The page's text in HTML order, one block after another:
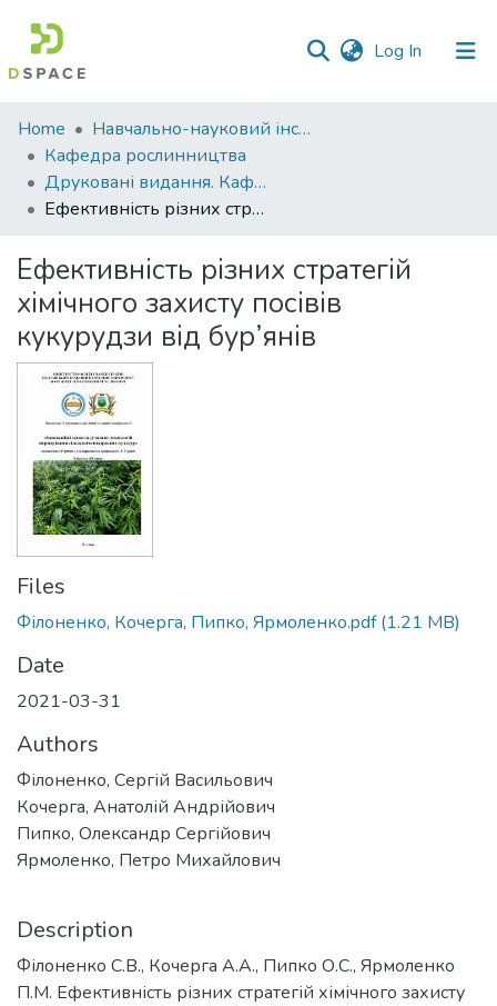
Log In (current)
Communities
&
Collections
All of DSpace
Statistics
Home
Навчально-науковий інститут агротехнологій, селекції та екології
Кафедра рослинництва
Друковані видання. Кафедра рослинництва
Ефективність різних стратегій хімічного захисту посівів кукурудзи від бур’янів
Ефективність різних стратегій
хімічного захисту посівів
кукурудзи від бур’янів
Files
Філоненко, Кочерга, Пипко, Ярмоленко.pdf(1.21 MB)
Date
2021-03-31
Authors
Філоненко, Сергій Васильович
Кочерга, Анатолій Андрійович
Пипко, Олександр Сергійович
Ярмоленко, Петро Михайлович
Description
Філоненко С.В., Кочерга А.А., Пипко О.С., Ярмоленко
П.М. Ефективність різних стратегій хімічного захисту